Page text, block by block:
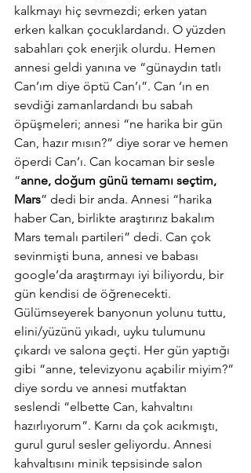
kalkmayı hiç sevmezdi; erken yatan
erken kalkan çocuklardandı. O yüzden
sabahları çok enerjik olurdu. Hemen
annesi geldi yanına ve “günaydın tatlı
Can’ım diye öptü Can’ı”. Can ‘ın en
sevdiği zamanlardandı bu sabah
öpüşmeleri; annesi “ne harika bir gün
Can, hazır mısın?” diye sorar ve hemen
öperdi Can’ı. Can kocaman bir sesle
“anne, doğum günü temamı seçtim,
Mars” dedi bir anda. Annesi “harika
haber Can, birlikte araştırırız bakalım
Mars temalı partileri” dedi. Can çok
sevinmişti buna, annesi ve babası
google’da araştırmayı iyi biliyordu, bir
gün kendisi de öğrenecekti.
Gülümseyerek banyonun yolunu tuttu,
elini/yüzünü yıkadı, uyku tulumunu
çıkardı ve salona geçti. Her gün yaptığı
gibi “anne, televizyonu açabilir miyim?”
diye sordu ve annesi mutfaktan
seslendi “elbette Can, kahvaltını
hazırlıyorum”. Karnı da çok acıkmıştı,
gurul gurul sesler geliyordu. Annesi
kahvaltısını minik tepsisinde salon